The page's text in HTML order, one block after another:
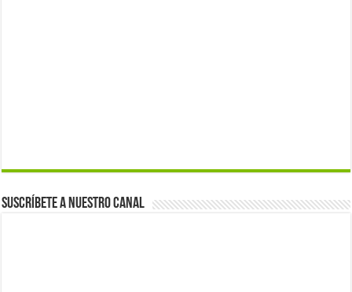
Suscríbete a nuestro canal